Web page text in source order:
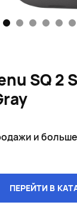
SQ 2
и
ПЕРЕЙТИ В
1 2 3 4 5 6